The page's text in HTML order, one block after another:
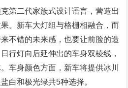
第二代家族式设计语言，营造出
。新车大灯组与格栅相融合，而
不错的未来感，也要让前脸的造
行灯向后延伸出的车身双棱线，
车身颜色方面，新车将提供冰川
白和极光绿共5种选择。